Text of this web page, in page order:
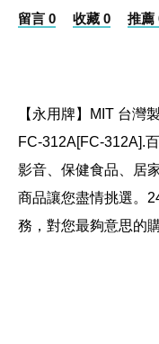
留言 0 收藏 0 推薦
【永用牌】MIT 台灣
FC-312A[FC-312A].
影音、保健食品、居
商品讓您盡情挑選。
務，對您最夠意思的